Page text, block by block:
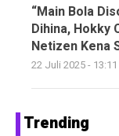
“Main Bola
Dihina, Hokky
Netizen Kena
22 Juli 2025 - 13:11
Trending